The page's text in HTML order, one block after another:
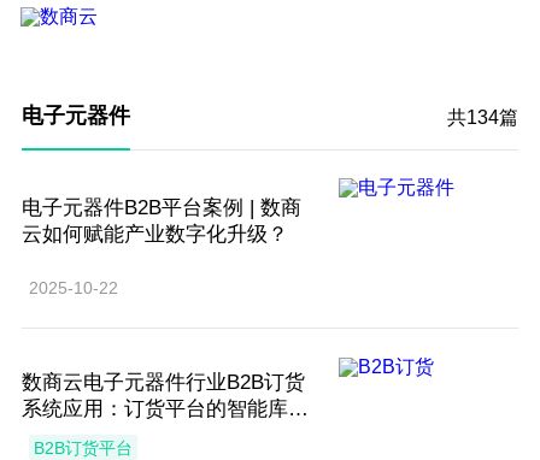
电子元器件 共134篇
​电子元器件B2B平台案例 | 数商
云如何赋能产业数字化升级？​
2025-10-22
数商云电子元器件行业B2B订货
系统应用：订货平台的智能库存
与渠道管控方案
B2B订货平台